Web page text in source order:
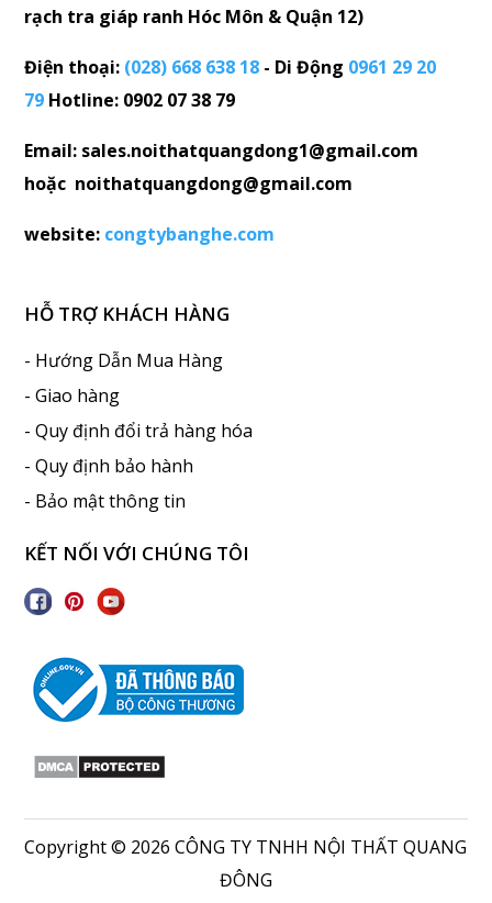
rạch tra giáp ranh Hóc Môn & Quận 12)
Điện thoại: (028) 668 638 18 - Di Động 0961 29 20
79 Hotline: 0902 07 38 79
Email: sales.noithatquangdong1@gmail.com
hoặc noithatquangdong@gmail.com
website: congtybanghe.com
HỖ TRỢ KHÁCH HÀNG
- Hướng Dẫn Mua Hàng
- Giao hàng
- Quy định đổi trả hàng hóa
- Quy định bảo hành
- Bảo mật thông tin
KẾT NỐI VỚI CHÚNG TÔI
Copyright © 2026 CÔNG TY TNHH NỘI THẤT QUANG
ĐÔNG